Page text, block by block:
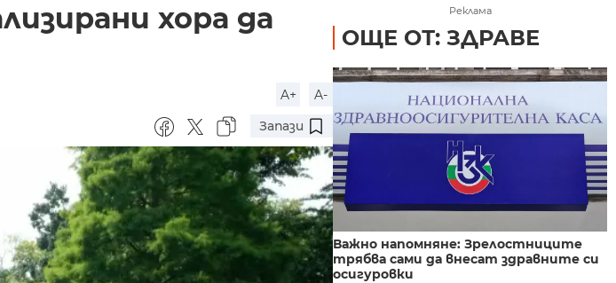
хора да
A+
A-
Запази
Реклама
ОЩЕ ОТ: ЗДРАВЕ
Важно напомняне: Зрелостниците
трябва сами да внесат здравните си
осигуровки